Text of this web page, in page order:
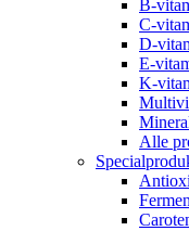
B-
C-
D-
E-
K-
Alle